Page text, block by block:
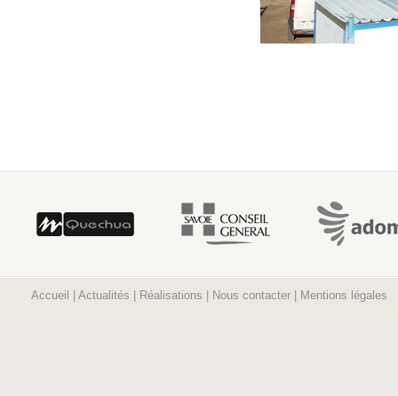
Accueil Actualités Réalisations Nous contacter Mentions légales